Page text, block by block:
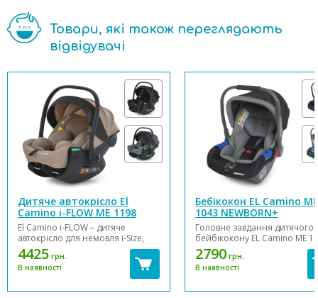
Товари, які також переглядають
відвідувачі
Дитяче автокрісло El
Camino i-FLOW ME 1198
El Camino i-FLOW – дитяче
автокрісло для немовля i-Size,
призначене для дітей від 0 до 15
місяців (зростом 40-87см). У
моделі i-FLOW регулюється
підголовник, є м'який вкладиш і
можна встановити на базу
4425 грн.
В наявності
Бебікокон EL Camino ME
1043 NEWBORN+
Головне завдання дитячого
бейбікокону EL Camino ME
NEWBORN+ - забезпечити
безпеку маленького
причому не тільки у
гальмуванні або екстреному
2790 грн.
В наявності